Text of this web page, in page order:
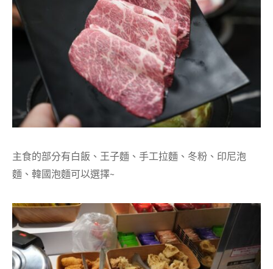
主食的部分有白飯、王子麵、手工拉麵、冬粉、印尼泡
麵、韓國泡麵可以選擇~